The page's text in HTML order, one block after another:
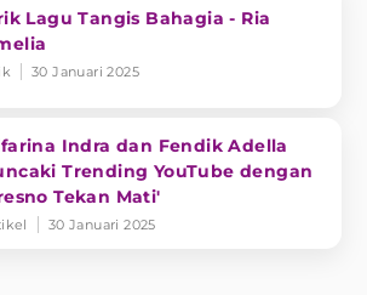
Lagu Tangis Bahagia - Ria
30 Januari 2025
Indra dan Fendik Adella
Trending YouTube dengan
Tekan Mati'
30 Januari 2025